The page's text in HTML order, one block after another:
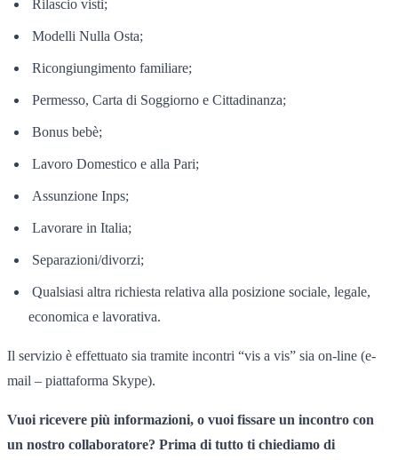
Rilascio visti;
Modelli Nulla Osta;
Ricongiungimento familiare;
Permesso, Carta di Soggiorno e Cittadinanza;
Bonus bebè;
Lavoro Domestico e alla Pari;
Assunzione Inps;
Lavorare in Italia;
Separazioni/divorzi;
Qualsiasi altra richiesta relativa alla posizione sociale, legale,
economica e lavorativa.
Il servizio è effettuato sia tramite incontri “vis a vis” sia on-line (e-
mail – piattaforma Skype).
Vuoi ricevere più informazioni, o vuoi fissare un incontro con
un nostro collaboratore? Prima di tutto ti chiediamo di